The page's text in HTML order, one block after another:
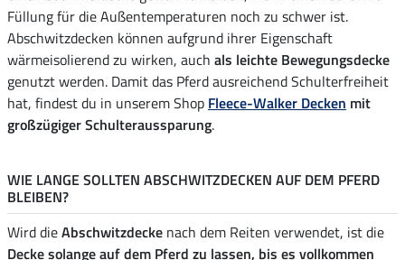
Füllung für die Außentemperaturen noch zu schwer ist.
Abschwitzdecken können aufgrund ihrer Eigenschaft
wärmeisolierend zu wirken, auch als leichte Bewegungsdecke
genutzt werden. Damit das Pferd ausreichend Schulterfreiheit
hat, findest du in unserem Shop Fleece-Walker Decken mit
großzügiger Schulteraussparung.
WIE LANGE SOLLTEN ABSCHWITZDECKEN AUF DEM PFERD
BLEIBEN?
Wird dieAbschwitzdecke nach dem Reiten verwendet, ist die
Decke solange auf dem Pferd zu lassen, bis es vollkommen